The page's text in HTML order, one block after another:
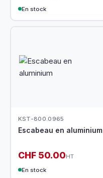
En stock
KST-800.0965
Escabeau en aluminium
CHF 50.00HT
En stock